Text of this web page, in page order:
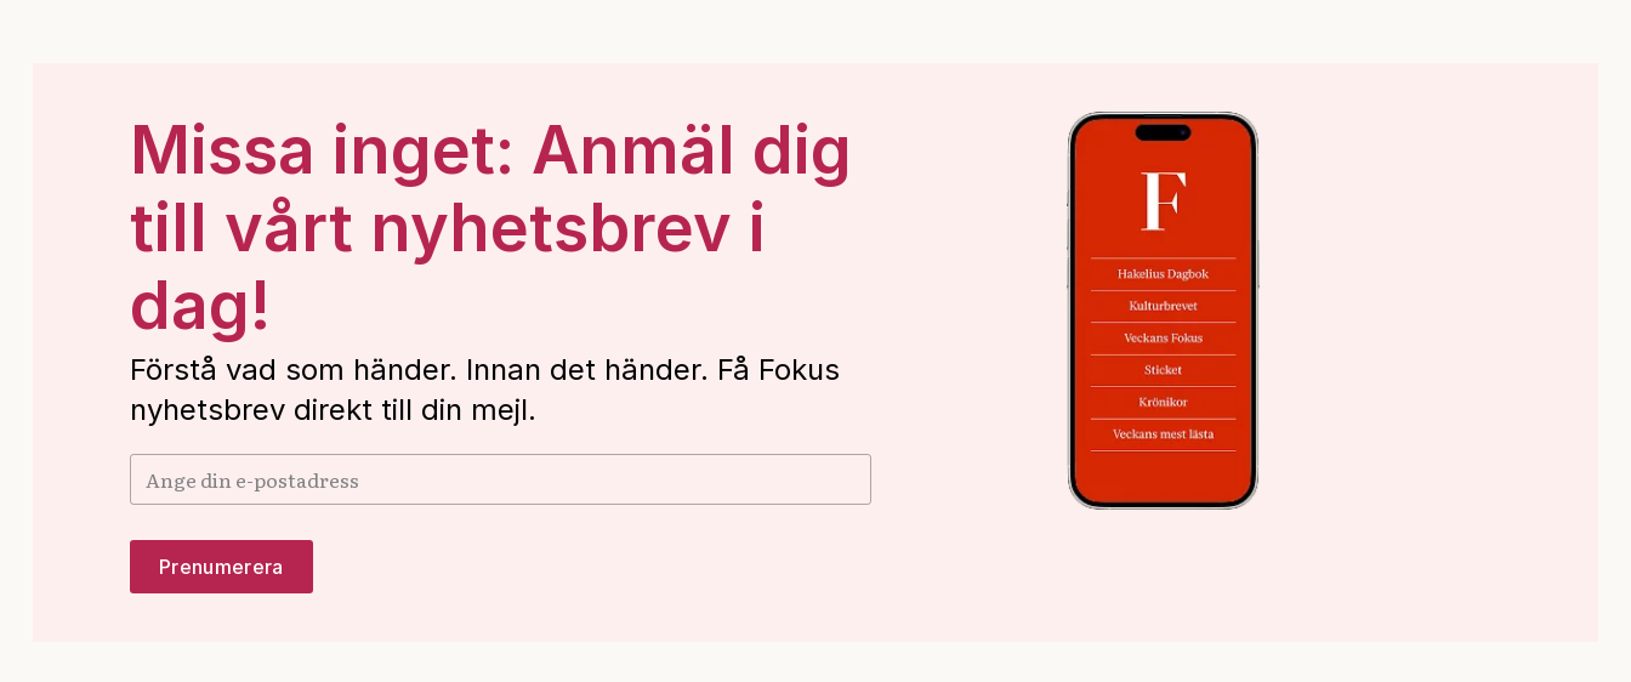
Missa inget: Anmäl dig
till vårt nyhetsbrev i
dag!
Förstå vad som händer. Innan det händer. Få Fokus
nyhetsbrev direkt till din mejl.